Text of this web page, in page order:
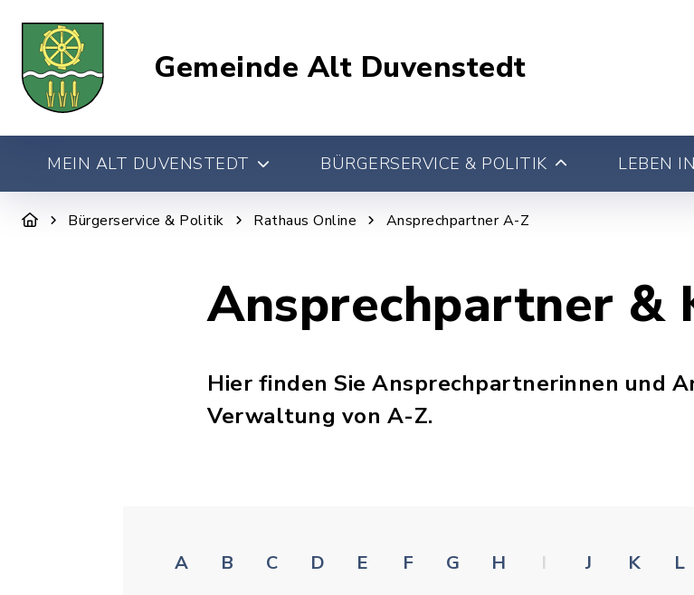
Gemeinde Alt Duvenstedt
MEIN ALT DUVENSTEDT BÜRGERSERVICE & POLITIK LEBEN
Bürgerservice & Politik Rathaus Online Ansprechpartner A-Z
Ansprechpartner &
Hier finden Sie Ansprechpartnerinnen und
Verwaltung von A-Z.
A B C D E F G H I J K L